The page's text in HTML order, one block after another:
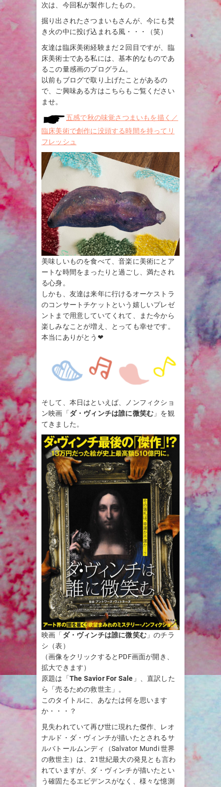
次は、今回私が製作したもの。
掘り出されたさつまいもさんが、今にも焚
き火の中に投げ込まれる風・・・（笑）
友達は臨床美術経験まだ２回目ですが、臨
床美術士である私には、基本的なものであ
るこの量感画のプログラム。
以前もブログで取り上げたことがあるの
で、ご興味ある方はこちらもご覧ください
ませ。
五感で秋の味覚さつまいもを描く／
臨床美術で創作に没頭する時間を持ってリ
フレッシュ
美味しいものを食べて、音楽に美術にとア
ートな時間をまったりと過ごし、満たされ
る心身。
しかも、友達は来年に行けるオーケストラ
のコンサートチケットという嬉しいプレゼ
ントまで用意していてくれて、また今から
楽しみなことが増え、とっても幸せです。
本当にありがとう❤︎
そして、本日はといえば、ノンフィクショ
ン映画「ダ・ヴィンチは誰に微笑む 」を観
てきました。
映画「 ダ・ヴィンチは誰に微笑む 」のチラ
シ（表）
（画像をクリックするとPDF画面が開き、
拡大できます）
原題は「The Savior For Sale 」、直訳した
ら「売るための救世主」。
このタイトルに、あなたは何を思います
か・・・？
見失われていて再び世に現れた傑作、レオ
ナルド・ダ・ヴィンチが描いたとされるサ
ルバトールムンディ（Salvator Mundi 世界
の救世主）は、21世紀最大の発見とも言わ
れていますが、ダ・ヴィンチが描いたとい
う確固たるエビデンスがなく、様々な憶測